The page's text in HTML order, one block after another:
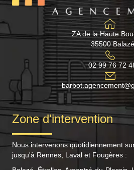
ZA de la Haute
35500 Balazé
02 99 76 72
Zone d'intervention
Nous intervenons quotidiennement
jusqu'à Rennes, Laval et Fougères :